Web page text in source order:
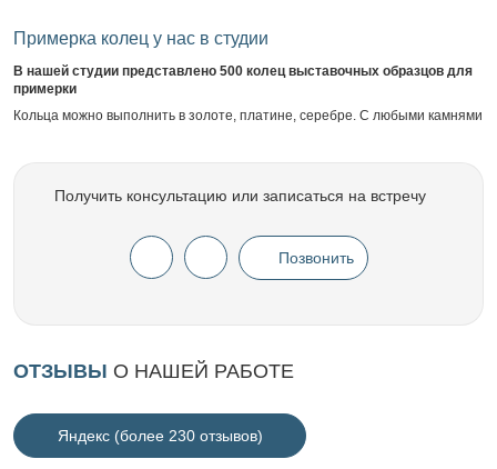
Примерка колец у нас в студии
В нашей студии представлено 500 колец выставочных образцов для
примерки
Кольца можно выполнить в золоте, платине, серебре. С любыми камнями
Получить консультацию или записаться на встречу
Позвонить
ОТЗЫВЫ О НАШЕЙ РАБОТЕ
Яндекс (более 230 отзывов)